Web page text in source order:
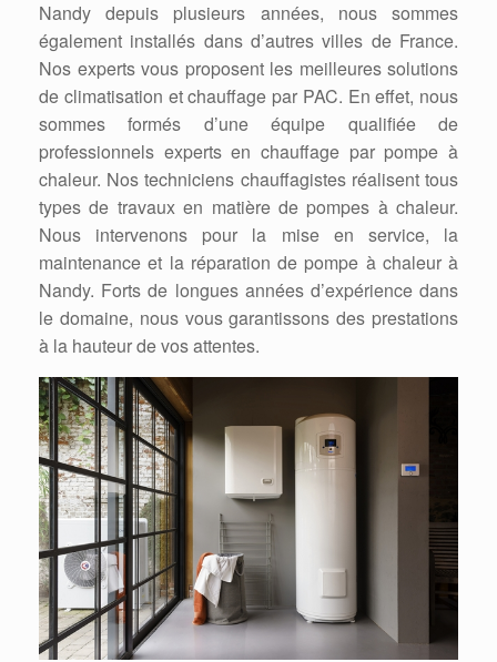
Nandy depuis plusieurs années, nous sommes
également installés dans d’autres villes de France.
Nos experts vous proposent les meilleures solutions
de climatisation et chauffage par PAC. En effet, nous
sommes formés d’une équipe qualifiée de
professionnels experts en chauffage par pompe à
chaleur. Nos techniciens chauffagistes réalisent tous
types de travaux en matière de pompes à chaleur.
Nous intervenons pour la mise en service, la
maintenance et la réparation de pompe à chaleur à
Nandy. Forts de longues années d’expérience dans
le domaine, nous vous garantissons des prestations
à la hauteur de vos attentes.